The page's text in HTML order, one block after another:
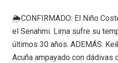
🌦CONFIRMADO: El Niño
el Senahmi. Lima sufre su
últimos 30 años. ADEMÁS:
Acuña ampayado con dádivas